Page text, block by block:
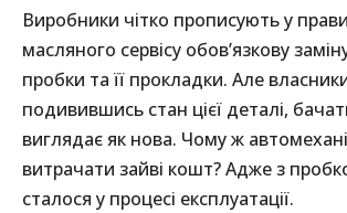
Виробники чітко прописують у
масляного сервісу обов’язкову
пробки та її прокладки. Але
подивившись стан цієї деталі,
виглядає як нова. Чому ж
витрачати зайві кошт? Адже з
сталося у процесі експлуатації.